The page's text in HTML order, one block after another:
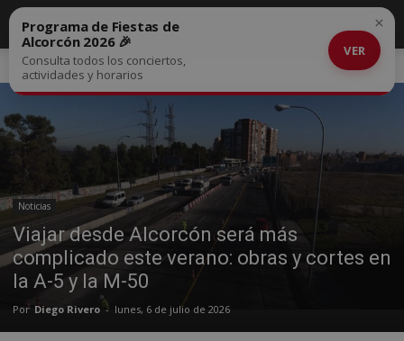
Inicio Noticias
Noticias
Viajar desde Alcorcón será más
complicado este verano: obras y cortes en
la A-5 y la M-50
Por Diego Rivero - lunes, 6 de julio de 2026
Programa de Fiestas de
Alcorcón 2026 🎉
Consulta todos los conciertos,
actividades y horarios
VER
×